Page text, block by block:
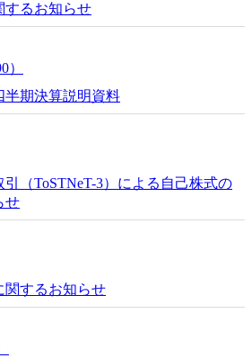
するお知らせ
期決算説明資料
（ToSTNeT-3）による自己株式の
せ
関するお知らせ